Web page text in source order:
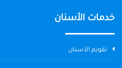
خدمات الأسنان
تقويم الأسنان